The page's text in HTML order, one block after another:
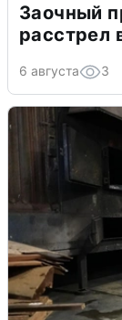
Заочный
расстрел
6 августа 3